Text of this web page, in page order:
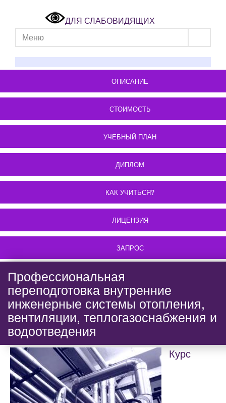
ДЛЯ СЛАБОВИДЯЩИХ
Меню
ОПИСАНИЕ
СТОИМОСТЬ
УЧЕБНЫЙ ПЛАН
ДИПЛОМ
КАК УЧИТЬСЯ?
ЛИЦЕНЗИЯ
ЗАПРОС
Профессиональная
переподготовка внутренние
инженерные системы отопления,
вентиляции, теплогазоснабжения и
водоотведения
Курс